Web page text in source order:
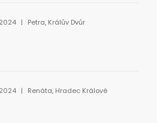
Petra, Králův Dvůr
Renáta, Hradec Králové